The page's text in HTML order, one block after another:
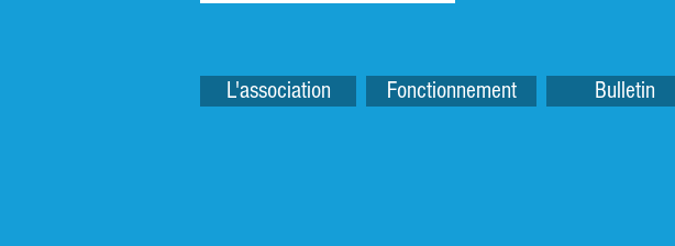
L'association Fonctionnement Bulletin